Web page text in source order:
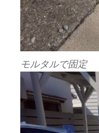
モルタルで固定